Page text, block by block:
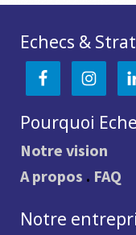
Echecs &
Pourquoi
Notre vision
A propos . FAQ
Notre